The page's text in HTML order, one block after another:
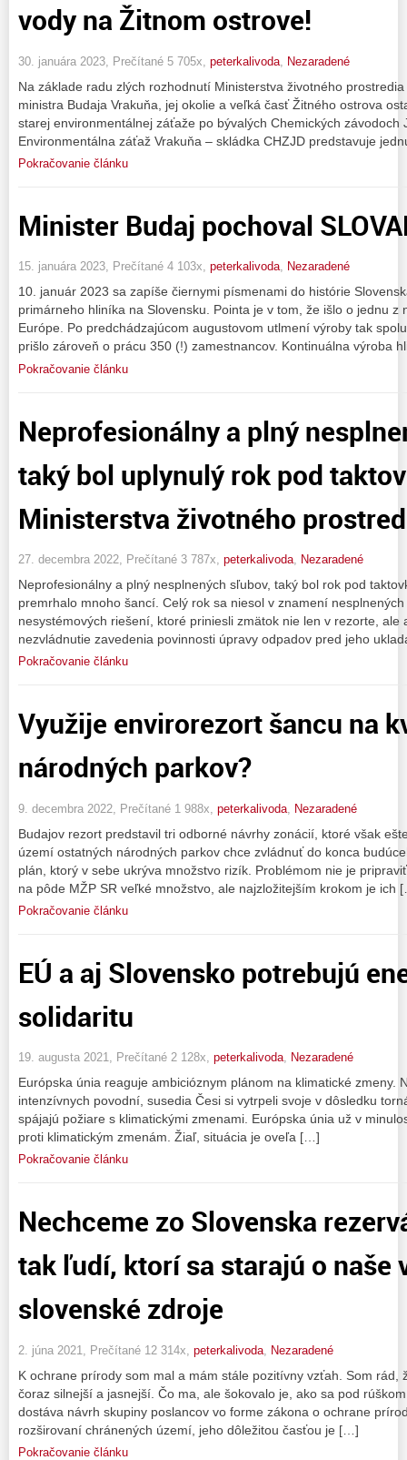
vody na Žitnom ostrove!
30. januára 2023, Prečítané 5 705x, peterkalivoda Nezaradené
Na základe radu zlých rozhodnutí Ministerstva životného
ministra Budaja Vrakuňa, jej okolie a veľká časť Žitného ostrova
starej environmentálnej záťaže po bývalých Chemických závodoch
Environmentálna záťaž Vrakuňa – skládka CHZJD predstavuje
Pokračovanie článku
Minister Budaj pochoval
15. januára 2023, Prečítané 4 103x, peterkalivoda, Nezaradené
10. január 2023 sa zapíše čiernymi písmenami do histórie
primárneho hliníka na Slovensku. Pointa je v tom, že išlo o jednu z
Európe. Po predchádzajúcom augustovom utlmení výroby tak
prišlo zároveň o prácu 350 (!) zamestnancov. Kontinuálna výroba
Pokračovanie článku
Neprofesionálny a plný
taký bol uplynulý rok pod
Ministerstva životného
27. decembra 2022, Prečítané 3 787x, peterkalivoda, Nezaradené
Neprofesionálny a plný nesplnených sľubov, taký bol rok pod
premrhalo mnoho šancí. Celý rok sa niesol v znamení
nesystémových riešení, ktoré priniesli zmätok nie len v rezorte, ale
nezvládnutie zavedenia povinnosti úpravy odpadov pred jeho
Pokračovanie článku
Využije envirorezort šancu na
národných parkov?
9. decembra 2022, Prečítané 1 988x, peterkalivoda Nezaradené
Budajov rezort predstavil tri odborné návrhy zonácií, ktoré však
území ostatných národných parkov chce zvládnuť do konca
plán, ktorý v sebe ukrýva množstvo rizík. Problémom nie je
na pôde MŽP SR veľké množstvo, ale najzložitejším krokom je ich
Pokračovanie článku
EÚ a aj Slovensko potrebujú
solidaritu
19. augusta 2021, Prečítané 2 128x, peterkalivoda, Nezaradené
Európska únia reaguje ambicióznym plánom na klimatické zmeny.
intenzívnych povodní, susedia Česi si vytrpeli svoje v dôsledku
spájajú požiare s klimatickými zmenami. Európska únia už v
proti klimatickým zmenám. Žiaľ, situácia je oveľa […]
Pokračovanie článku
Nechceme zo Slovenska
tak ľudí, ktorí sa starajú o naše
slovenské zdroje
2. júna 2021, Prečítané 12 314x, peterkalivoda Nezaradené
K ochrane prírody som mal a mám stále pozitívny vzťah. Som rád,
čoraz silnejší a jasnejší. Čo ma, ale šokovalo je, ako sa pod
dostáva návrh skupiny poslancov vo forme zákona o ochrane
rozširovaní chránených území, jeho dôležitou časťou je […]
Pokračovanie článku